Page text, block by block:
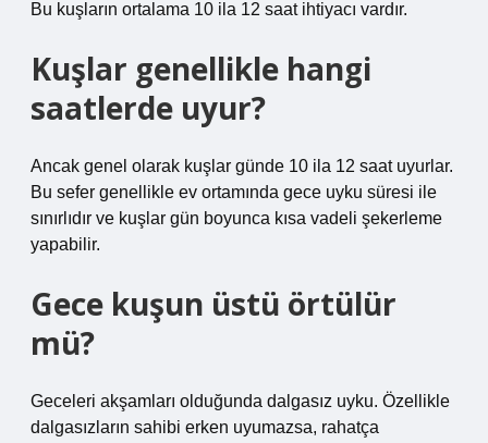
Bu kuşların ortalama 10 ila 12 saat ihtiyacı vardır.
Kuşlar genellikle hangi
saatlerde uyur?
Ancak genel olarak kuşlar günde 10 ila 12 saat uyurlar.
Bu sefer genellikle ev ortamında gece uyku süresi ile
sınırlıdır ve kuşlar gün boyunca kısa vadeli şekerleme
yapabilir.
Gece kuşun üstü örtülür
mü?
Geceleri akşamları olduğunda dalgasız uyku. Özellikle
dalgasızların sahibi erken uyumazsa, rahatça